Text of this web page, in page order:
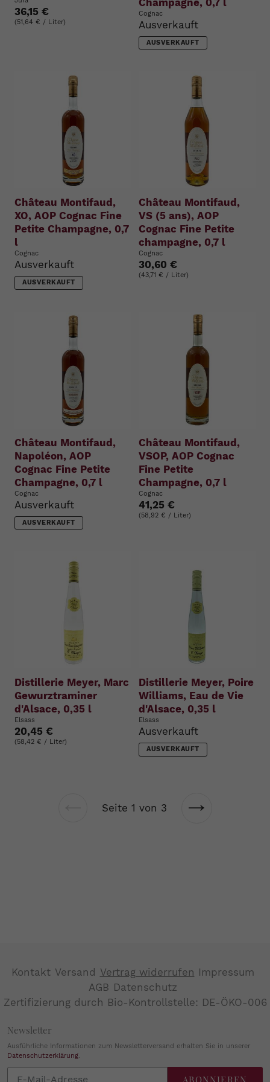
36,15 €
(51,64 € / Liter)
Cognac
Ausverkauft
AUSVERKAUFT
Château Montifaud,
XO, AOP Cognac Fine
Petite Champagne, 0,7
l
Cognac
Ausverkauft
AUSVERKAUFT
Château Montifaud,
VS (5 ans), AOP
Cognac Fine Petite
champagne, 0,7 l
Cognac
30,60 €
(43,71 € / Liter)
Château Montifaud,
Napoléon, AOP
Cognac Fine Petite
Champagne, 0,7 l
Cognac
Ausverkauft
AUSVERKAUFT
Château Montifaud,
VSOP, AOP Cognac
Fine Petite
Champagne, 0,7 l
Cognac
41,25 €
(58,92 € / Liter)
Distillerie Meyer, Marc
Gewurztraminer
d'Alsace, 0,35 l
Elsass
20,45 €
(58,42 € / Liter)
Distillerie Meyer, Poire
Williams, Eau de Vie
d'Alsace, 0,35 l
Elsass
Ausverkauft
AUSVERKAUFT
Vorherige
Seite 1 von 3
Nächste
Kontakt Versand Vertrag widerrufen Impressum
AGB Datenschutz
Zertifizierung durch Bio-Kontrollstelle: DE-ÖKO-006
Newsletter
Ausführliche Informationen zum Newsletterversand erhalten Sie in unserer
Datenschutzerklärung.
ABONNIEREN